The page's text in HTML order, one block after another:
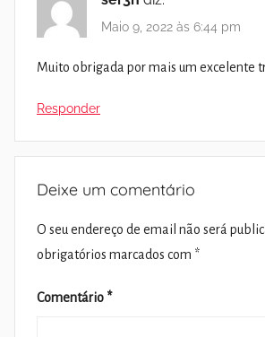
Maio 9, 2022 às 6:44 pm
Muito obrigada por mais um excelente
Responder
Deixe um comentário
O seu endereço de email não será
obrigatórios marcados com *
Comentário *